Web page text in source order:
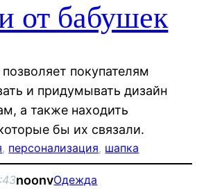
от бабушек
покупателям
и придумывать дизайн
а также находить
бы их связали.
, персонализация, шапка
noonvОдежда